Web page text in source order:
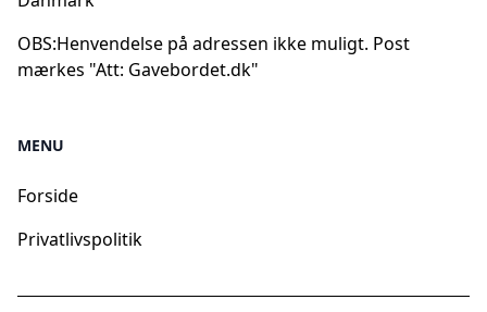
OBS:Henvendelse på adressen ikke muligt. Post
mærkes "Att: Gavebordet.dk"
MENU
Forside
Privatlivspolitik